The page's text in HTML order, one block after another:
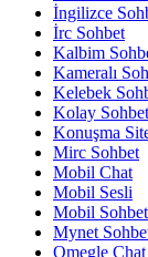
İngilizce
İrc Sohbet
Kalbim
Kameralı
Kelebek
Kolay Sohbet
Konuşma
Mirc Sohbet
Mobil Chat
Mobil Sesli
Mobil Sohbet
Mynet
Omegle Chat